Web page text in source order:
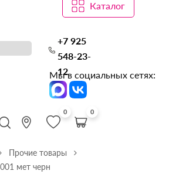
Каталог
+7 925
548-23-
12
Мы в социальных сетях:
0 0
Прочие товары
мет черн